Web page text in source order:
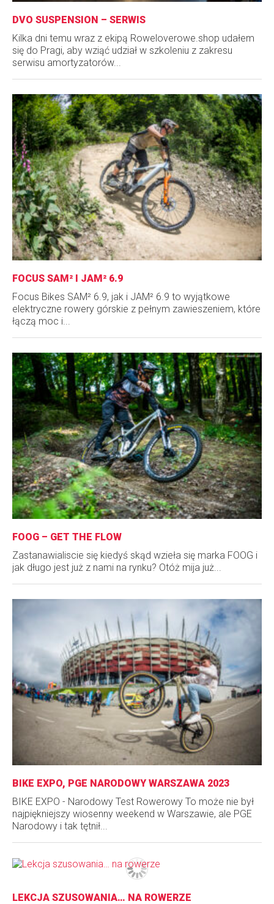
DVO SUSPENSION – SERWIS
Kilka dni temu wraz z ekipą Roweloverowe.shop udałem
się do Pragi, aby wziąć udział w szkoleniu z zakresu
serwisu amortyzatorów...
FOCUS SAM² I JAM² 6.9
Focus Bikes SAM² 6.9, jak i JAM² 6.9 to wyjątkowe
elektryczne rowery górskie z pełnym zawieszeniem, które
łączą moc i...
FOOG – GET THE FLOW
Zastanawialiscie się kiedyś skąd wzieła się marka FOOG i
jak długo jest już z nami na rynku? Otóż mija już...
BIKE EXPO, PGE NARODOWY WARSZAWA 2023
BIKE EXPO - Narodowy Test Rowerowy To może nie był
najpiękniejszy wiosenny weekend w Warszawie, ale PGE
Narodowy i tak tętnił...
LEKCJA SZUSOWANIA… NA ROWERZE